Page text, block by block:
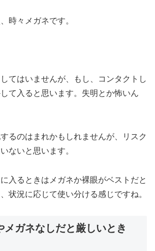
時々メガネです。
てはいませんが、もし、コンタクトし
て入ると思います。失明とか怖いん
るのはまれかもしれませんが、リスク
ないと思います。
入るときはメガネか裸眼がベストだと
状況に応じて使い分ける感じですね。
メガネなしだと厳しいとき